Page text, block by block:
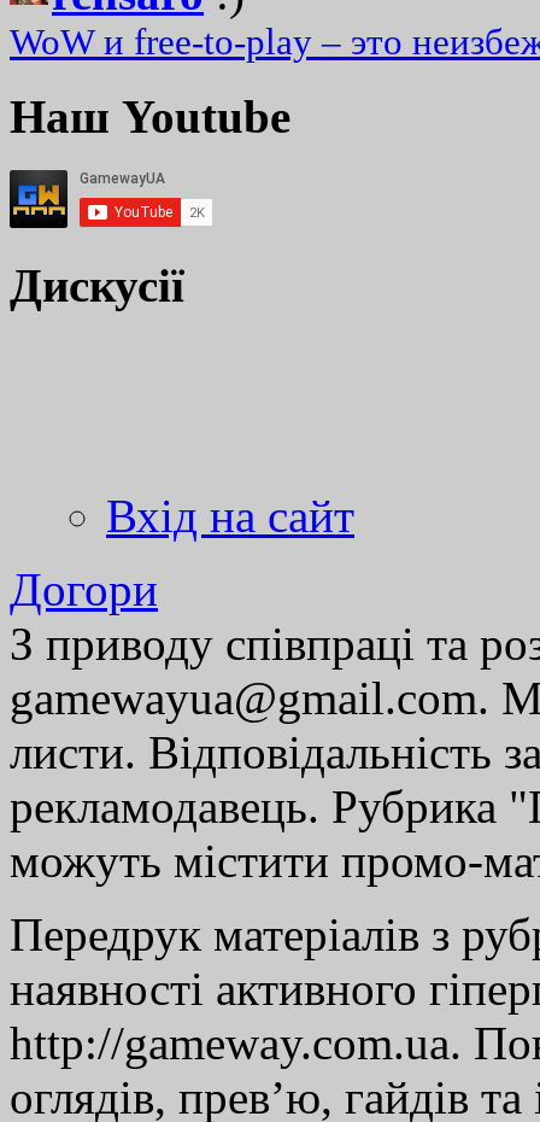
WoW и free-to-play – это
Наш Youtube
Дискусії
Вхід на сайт
Догори
З приводу співпраці та
gamewayua@gmail.com.
листи. Відповідальність
рекламодавець. Рубрика
можуть містити промо-
Передрук матеріалів з
наявності активного
http://gameway.com.ua.
оглядів, прев’ю, гайдів